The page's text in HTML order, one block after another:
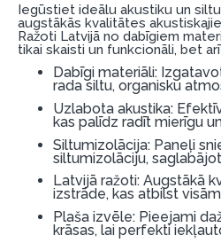
kopējā pārmaksa: 0 €.
Līzingu un nomaksu varat
salonu Dārzciema ielā 91, Rīga,
Dokumentu prasības:
ESTO LV AS
nepieciešams Smart-ID,
eID mobile, ESTO konts
Luminor, SEB vai
Līguma nosacījumi:
Iegūstiet ideālu akustiku un
augstākās kvalitātes
Ražoti Latvijā no dabīgiem
tikai skaisti un funkcionāli, bet
Dabīgi materiāli:
rada siltu, organisku
Uzlabota akustika:
kas palīdz radīt mierīgu
Siltumizolācija: Paneļi
siltumizolāciju,
Latvijā ražoti: Augstākā
izstrāde, kas atbilst
Plaša izvēle: Pieejami
krāsas, lai perfekti